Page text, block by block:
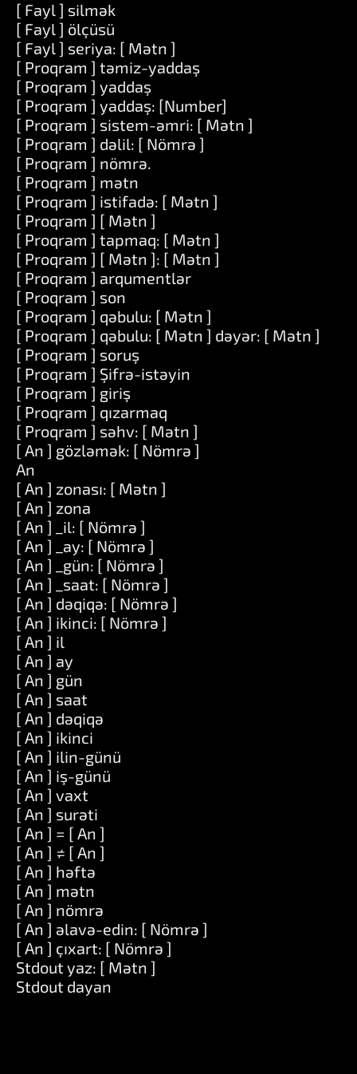
[ Fayl ] silmək
[ Fayl ] ölçüsü
[ Fayl ] seriya: [ Mətn ]
[ Proqram ] təmiz-yaddaş
[ Proqram ] yaddaş
[ Proqram ] yaddaş: [Number]
[ Proqram ] sistem-əmri: [ Mətn ]
[ Proqram ] dəlil: [ Nömrə ]
[ Proqram ] nömrə.
[ Proqram ] mətn
[ Proqram ] istifadə: [ Mətn ]
[ Proqram ] [ Mətn ]
[ Proqram ] tapmaq: [ Mətn ]
[ Proqram ] [ Mətn ]: [ Mətn ]
[ Proqram ] arqumentlər
[ Proqram ] son
[ Proqram ] qəbulu: [ Mətn ]
[ Proqram ] qəbulu: [ Mətn ] dəyər: [ Mətn ]
[ Proqram ] soruş
[ Proqram ] Şifrə-istəyin
[ Proqram ] giriş
[ Proqram ] qızarmaq
[ Proqram ] səhv: [ Mətn ]
[ An ] gözləmək: [ Nömrə ]
An
[ An ] zonası: [ Mətn ]
[ An ] zona
[ An ] _il: [ Nömrə ]
[ An ] _ay: [ Nömrə ]
[ An ] _gün: [ Nömrə ]
[ An ] _saat: [ Nömrə ]
[ An ] dəqiqə: [ Nömrə ]
[ An ] ikinci: [ Nömrə ]
[ An ] il
[ An ] ay
[ An ] gün
[ An ] saat
[ An ] dəqiqə
[ An ] ikinci
[ An ] ilin-günü
[ An ] iş-günü
[ An ] vaxt
[ An ] surəti
[ An ] = [ An ]
[ An ] ≠ [ An ]
[ An ] həftə
[ An ] mətn
[ An ] nömrə
[ An ] əlavə-edin: [ Nömrə ]
[ An ] çıxart: [ Nömrə ]
Stdout yaz: [ Mətn ]
Stdout dayan